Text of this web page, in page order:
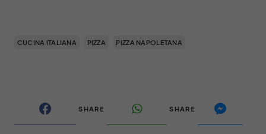
CUCINA ITALIANA PIZZA PIZZA NAPOLETANA
SHARE SHARE